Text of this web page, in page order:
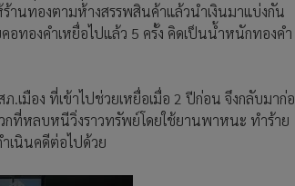
านทองตามห้างสรรพสินค้าแล้วนำเงินมาแบ่งกัน
อทองคำเหยื่อไปแล้ว 5 ครั้ง คิดเป็นน้ำหนักทองคำ
เมือง ที่เข้าไปช่วยเหยื่อเมื่อ 2 ปีก่อน จึงกลับมาก่อ
กที่หลบหนีวิ่งราวทรัพย์โดยใช้ยานพาหนะ ทำร้าย
เนินคดีต่อไปด้วย